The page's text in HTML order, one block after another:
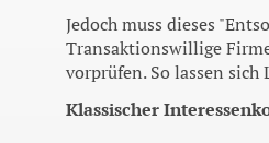
Jedoch muss dieses
Transaktionswillige
vorprüfen. So lassen
Klassischer